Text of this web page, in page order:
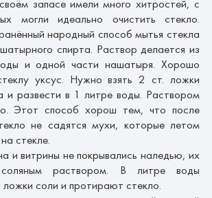
запасе имели много хитростей, с
могли идеально очистить стекло.
народный способ мытья стекла
спирта. Раствор делается из
и одной части нашатыря. Хорошо
уксус. Нужно взять 2 ст. ложки
и развести в 1 литре воды. Раствором
Этот способ хорош тем, что после
не садятся мухи, которые летом
стекле.
и витрины не покрывались наледью, их
раствором. В литре воды
соли и протирают стекло.